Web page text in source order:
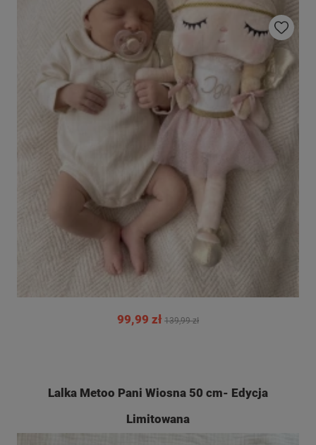
99,99 zł 139,99 zł
Do
Lalka Metoo Pani Wiosna 50 cm- Edycja
Limitowana